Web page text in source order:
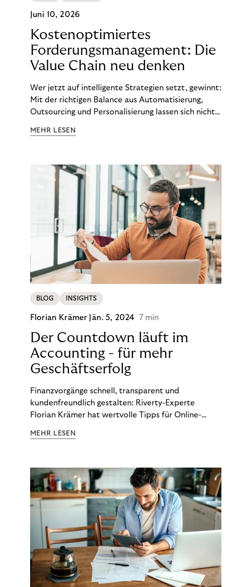
Juni 10, 2026
Kostenoptimiertes
Forderungsmanagement: Die
Value Chain neu denken
Wer jetzt auf intelligente Strategien setzt, gewinnt:
Mit der richtigen Balance aus Automatisierung,
Outsourcing und Personalisierung lassen sich nicht
Ergebnisse sichern. Riverty zeigt, wie Recovery-
MEHR LESEN
BLOG INSIGHTS
Florian Krämer Jän. 5, 2024 7 min
Der Countdown läuft im
Accounting - für mehr
Geschäftserfolg
Finanzvorgänge schnell, transparent und
kundenfreundlich gestalten: Riverty-Experte
Florian Krämer hat wertvolle Tipps für Online-
möchten.
MEHR LESEN